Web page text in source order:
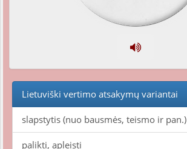
Lietuviški vertimo atsakymų variantai
slapstytis (nuo bausmės, teismo ir pan.)
palikti, apleisti